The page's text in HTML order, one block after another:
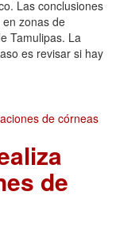
Las conclusiones
zonas de
Tamulipas. La
es revisar si hay
de